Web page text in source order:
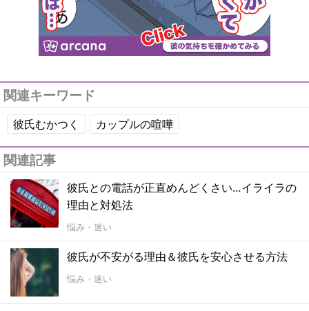
関連キーワード
彼氏むかつく カップルの喧嘩
関連記事
彼氏との電話が正直めんどくさい…イライラの
理由と対処法
悩み・迷い
彼氏が不安がる理由＆彼氏を安心させる方法
悩み・迷い